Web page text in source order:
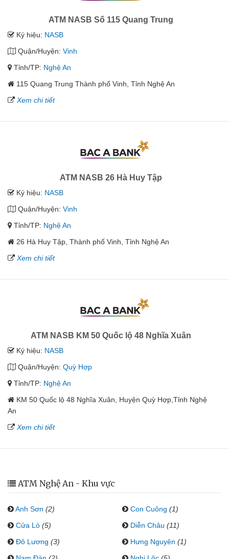
ATM NASB Số 115 Quang Trung
Ký hiệu: NASB
Quận/Huyện: Vinh
Tỉnh/TP: Nghệ An
115 Quang Trung Thành phố Vinh, Tỉnh Nghệ An
Xem chi tiết
ATM NASB 26 Hà Huy Tập
Ký hiệu: NASB
Quận/Huyện: Vinh
Tỉnh/TP: Nghệ An
26 Hà Huy Tập, Thành phố Vinh, Tỉnh Nghệ An
Xem chi tiết
ATM NASB KM 50 Quốc lộ 48 Nghĩa Xuân
Ký hiệu: NASB
Quận/Huyện: Quỳ Hợp
Tỉnh/TP: Nghệ An
KM 50 Quốc lộ 48 Nghĩa Xuân, Huyện Quỳ Hợp,Tỉnh Nghệ
An
Xem chi tiết
ATM Nghệ An - Khu vực
Anh Sơn (2) Con Cuông (1)
Cửa Lò (5) Diễn Châu (11)
Đô Lương (3) Hưng Nguyên (1)